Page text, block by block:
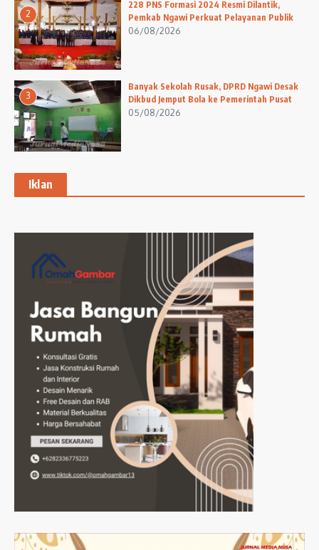
2
228 PNS Formasi 2024 Resmi Dilantik,
Pemkab Ngawi Perkuat Pelayanan Publik
06/08/2026
3
Banyak Sekolah Rusak, DPRD Ngawi Desak
Dikbud Jemput Bola ke Pemerintah Pusat
05/08/2026
Iklan